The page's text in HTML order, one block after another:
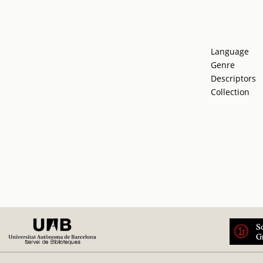
Language
Genre
Descriptors
Collection